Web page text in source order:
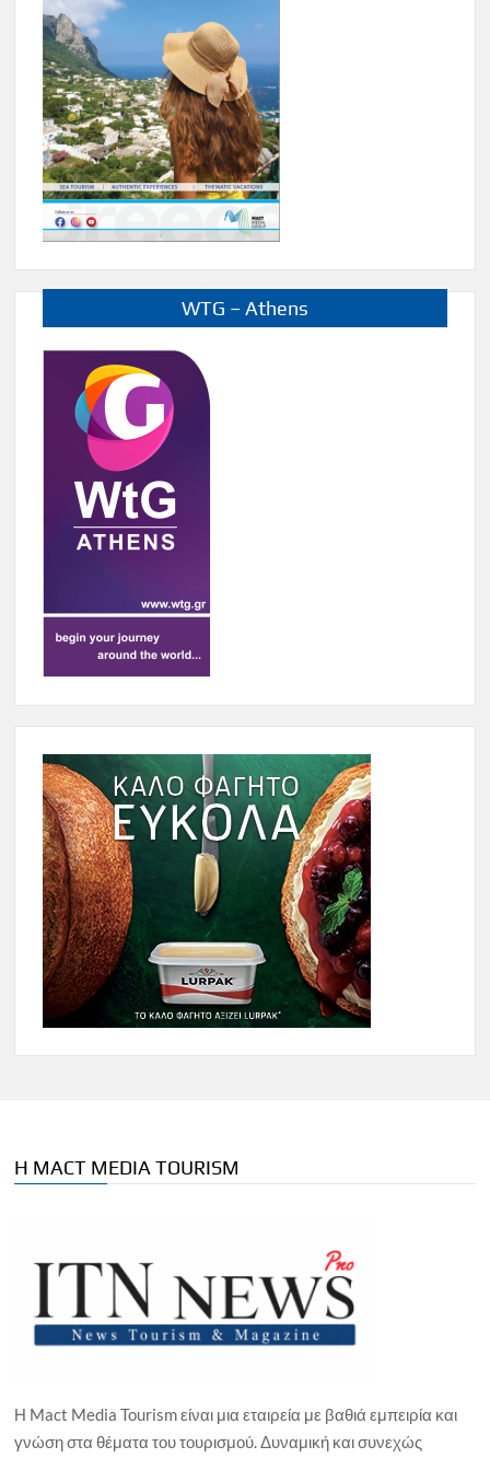
WTG – Athens
Η MACT MEDIA TOURISM
Η Mact Media Tourism είναι μια εταιρεία με βαθιά εμπειρία και
γνώση στα θέματα του τουρισμού. Δυναμική και συνεχώς